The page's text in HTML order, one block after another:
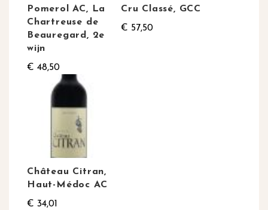
Pomerol AC, La
Chartreuse de
Beauregard, 2e
wijn
€ 48,50
Cru Classé, GCC
€ 57,50
Château Citran,
Haut-Médoc AC
€ 34,01